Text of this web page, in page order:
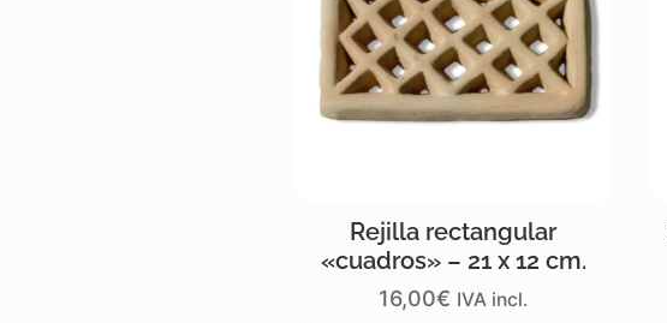
Rejilla rectangular
«cuadros» – 21 x 12 cm.
16,00€ IVA incl.